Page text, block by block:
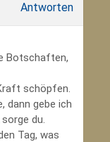
Antworten
Botschaften,
schöpfen.
dann gebe ich
du.
Tag, was